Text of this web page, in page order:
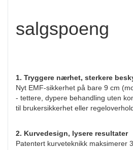
salgspoeng
1. Tryggere nærhet, sterkere
Nyt EMF-sikkerhet på bare 9 cm
- tettere, dypere behandling uten
til brukersikkerhet eller
2. Kurvedesign, lysere resultater
Patentert kurveteknikk maksimerer